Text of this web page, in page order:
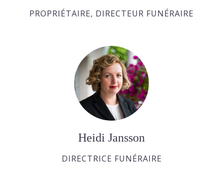
PROPRIÉTAIRE, DIRECTEUR FUNÉRAIRE
Heidi Jansson
DIRECTRICE FUNÉRAIRE